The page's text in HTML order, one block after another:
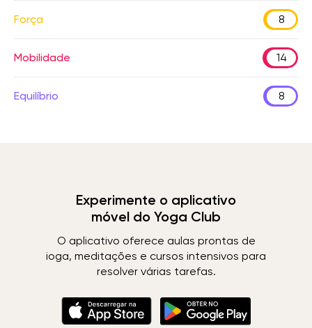
Força 8
Mobilidade 14
Equilíbrio 8
Experimente o aplicativo
móvel do Yoga Club
O aplicativo oferece aulas prontas de
ioga, meditações e cursos intensivos para
resolver várias tarefas.